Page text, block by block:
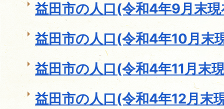
益田市の人口(令和4年9月末
益田市の人口(令和4年10月末
益田市の人口(令和4年11月末
益田市の人口(令和4年12月末